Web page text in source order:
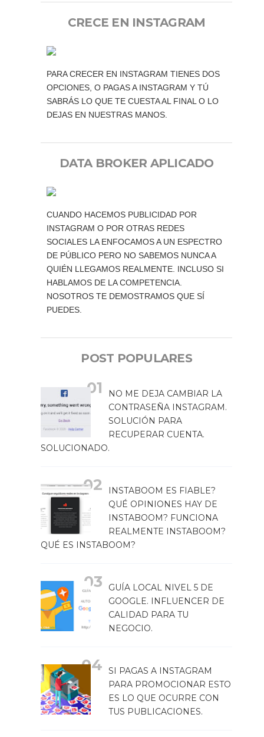
CRECE EN INSTAGRAM
PARA CRECER EN INSTAGRAM TIENES DOS
OPCIONES, O PAGAS A INSTAGRAM Y TÚ
SABRÁS LO QUE TE CUESTA AL FINAL O LO
DEJAS EN NUESTRAS MANOS.
DATA BROKER APLICADO
CUANDO HACEMOS PUBLICIDAD POR
INSTAGRAM O POR OTRAS REDES
SOCIALES LA ENFOCAMOS A UN ESPECTRO
DE PÚBLICO PERO NO SABEMOS NUNCA A
QUIÉN LLEGAMOS REALMENTE. INCLUSO SI
HABLAMOS DE LA COMPETENCIA.
NOSOTROS TE DEMOSTRAMOS QUE SÍ
PUEDES.
POST POPULARES
NO ME DEJA CAMBIAR LA
CONTRASEÑA INSTAGRAM.
SOLUCIÓN PARA
RECUPERAR CUENTA.
SOLUCIONADO.
INSTABOOM ES FIABLE?
QUÉ OPINIONES HAY DE
INSTABOOM? FUNCIONA
REALMENTE INSTABOOM?
QUÉ ES INSTABOOM?
GUÍA LOCAL NIVEL 5 DE
GOOGLE. INFLUENCER DE
CALIDAD PARA TU
NEGOCIO.
SI PAGAS A INSTAGRAM
PARA PROMOCIONAR ESTO
ES LO QUE OCURRE CON
TUS PUBLICACIONES.